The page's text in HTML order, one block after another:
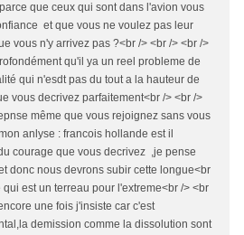
que ceux qui sont dans l'avion vous
et que vous ne voulez pas leur
vous n'y arrivez pas ?<br /> <br /> <br />
qu'il ya un reel probleme de
qui n'esdt pas du tout a la hauteur de
vous decrivez parfaitement<br /> <br />
même que vous rejoignez sans vous
anlyse : francois hollande est il
courage que vous decrivez ,je pense
donc nous devrons subir cette longue<br
qui est un terreau pour l'extreme<br /> <br
une fois j'insiste car c'est
demission comme la dissolution sont